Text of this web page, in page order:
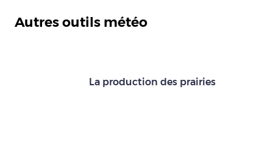
Autres outils météo
La production des prairies